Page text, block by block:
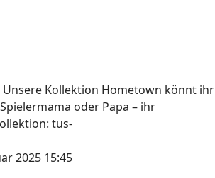
Kollektion Hometown könnt ihr
oder Papa – ihr
tus-
2025 15:45